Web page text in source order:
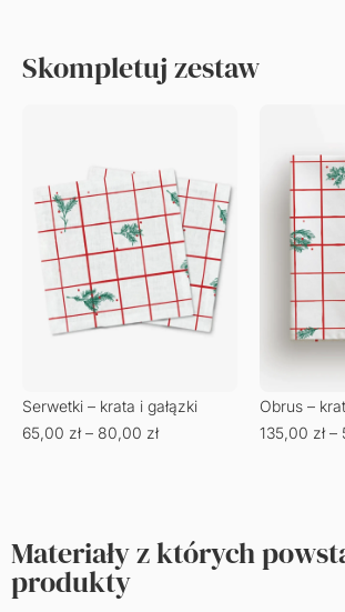
Skompletuj zestaw
Serwetki – krata i gałązki
65,00 zł – 80,00 zł
Obrus –
135,00 zł –
Materiały z których
produkty